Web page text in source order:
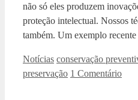
não só eles produzem
proteção intelectual. Nossos
também. Um exemplo
Categorias
Notícias Tags
conservação
preservação 1 Comentário